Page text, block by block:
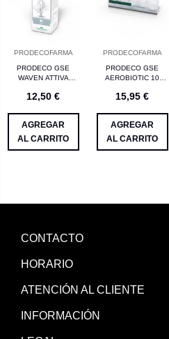
PRODECOFARMA
PRODECO GSE
WAVEN ATTIVA
CIRCULACION 50 ML
12,50 €
AGREGAR
AL CARRITO
PRODECOFARMA
PRODECO GSE
AEROBIOTIC 10
AEROSOL 5 ML
15,95 €
AGREGAR
AL CARRITO
CONTACTO
HORARIO
ATENCIÓN AL CLIENTE
INFORMACIÓN